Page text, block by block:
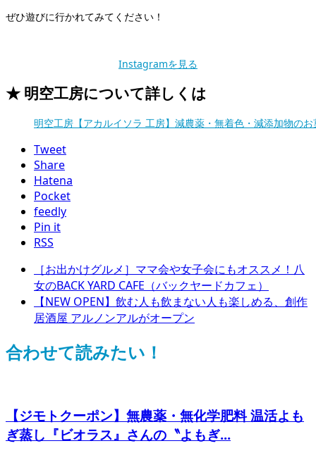
ぜひ遊びに行かれてみてください！
Instagramを見る
★ 明空工房について詳しくは
明空工房【アカルイソラ 工房】減農薬・無着色・減添加物のお
Tweet
Share
Hatena
Pocket
feedly
Pin it
RSS
［お出かけグルメ］ママ会や女子会にもオススメ！八
女のBACK YARD CAFE（バックヤードカフェ）
【NEW OPEN】飲む人も飲まない人も楽しめる、創作
居酒屋 アルノンアルがオープン
合わせて読みたい！
【ジモトクーポン】無農薬・無化学肥料 温活よも
ぎ蒸し『ビオラス』さんの〝よもぎ...